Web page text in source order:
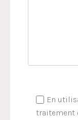
En
traitement